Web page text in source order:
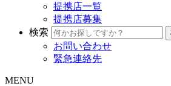
提携店一覧
提携店募集
検索
お問い合わせ
緊急連絡先
MENU